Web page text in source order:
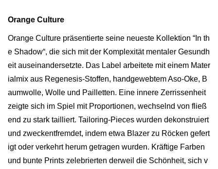
Orange Culture
Orange Culture präsentierte seine neueste Kollektion “In th
e Shadow“, die sich mit der Komplexität mentaler Gesundh
eit auseinandersetzte. Das Label arbeitete mit einem Mater
ialmix aus Regenesis-Stoffen, handgewebtem Aso-Oke, B
aumwolle, Wolle und Pailletten. Eine innere Zerrissenheit
zeigte sich im Spiel mit Proportionen, wechselnd von fließ
end zu stark tailliert. Tailoring-Pieces wurden dekonstruiert
und zweckentfremdet, indem etwa Blazer zu Röcken gefert
igt oder verkehrt herum getragen wurden. Kräftige Farben
und bunte Prints zelebrierten derweil die Schönheit, sich v